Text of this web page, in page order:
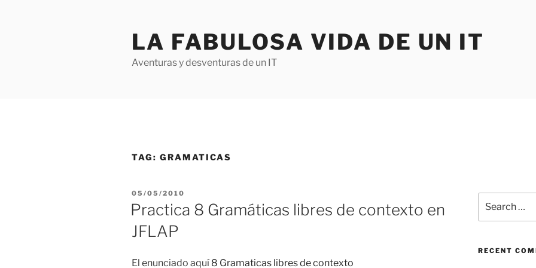
LA FABULOSA VIDA DE UN IT
Aventuras y desventuras de un IT
TAG: GRAMATICAS
POSTED
ON
05/05/2010
Practica 8 Gramáticas libres de contexto en
JFLAP
El enunciado aquí 8 Gramaticas libres de contexto
for:
RECENT